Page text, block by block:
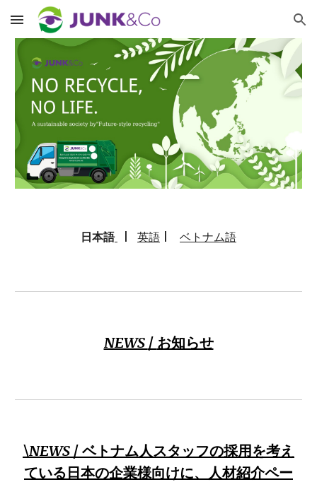
Skip to main content Skip to navigation
日本語 英語 ベトナム語
NEWS / お知らせ
\NEWS / ベトナム人スタッフの採用を考え
ている日本の企業様向けに、人材紹介ペー